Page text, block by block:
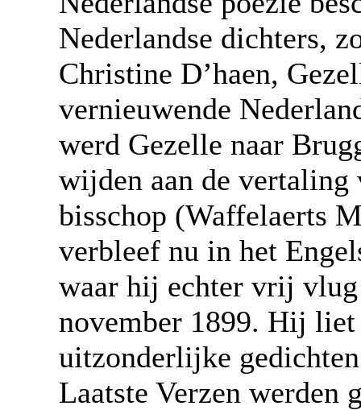
Nederlandse dichters,
Christine D’haen,
vernieuwende
werd Gezelle naar
wijden aan de
bisschop (Waffelaerts
verbleef nu in het
waar hij echter vrij
november 1899. Hij
uitzonderlijke
Laatste Verzen werden